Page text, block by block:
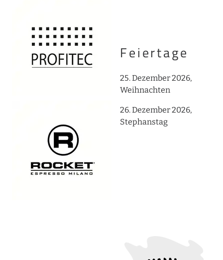
Feiertage
25. Dezember 2026,
Weihnachten
26. Dezember 2026,
Stephanstag